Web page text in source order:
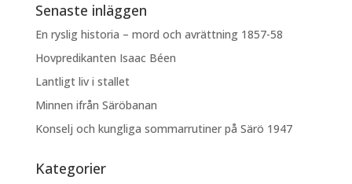
Senaste inläggen
En ryslig historia – mord och avrättning 1857-58
Hovpredikanten Isaac Béen
Lantligt liv i stallet
Minnen ifrån Säröbanan
Konselj och kungliga sommarrutiner på Särö 1947
Kategorier